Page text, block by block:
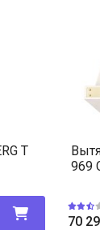
T
969
70